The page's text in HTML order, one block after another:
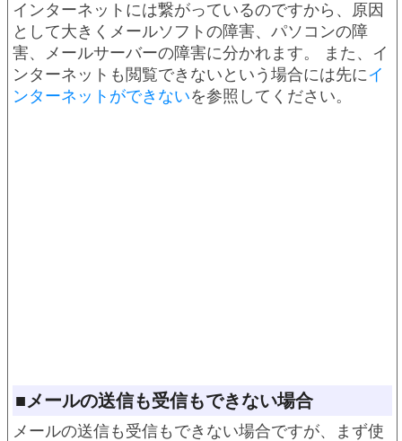
インターネットには繋がっているのですから、原因
として大きくメールソフトの障害、パソコンの障
害、メールサーバーの障害に分かれます。 また、イ
ンターネットも閲覧できないという場合には先にイ
ンターネットができないを参照してください。
■メールの送信も受信もできない場合
メールの送信も受信もできない場合ですが、まず使